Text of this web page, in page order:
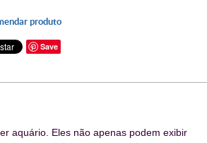
produto
Save
aquário. Eles não apenas podem exibir